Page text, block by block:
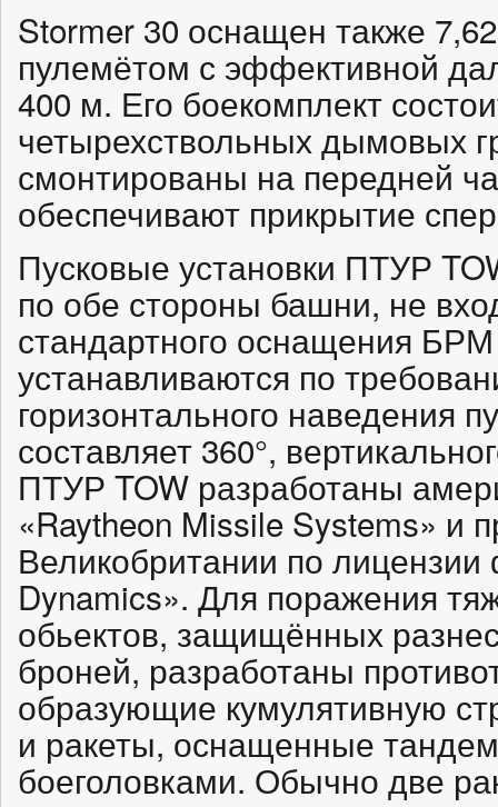
Stormer 30 оснащен также
пулемётом с эффективной
400 м. Его боекомплект
четырехствольных дымовых
смонтированы на передней
обеспечивают прикрытие
Пусковые установки ПТУР
по обе стороны башни, не
стандартного оснащения
устанавливаются по
горизонтального наведения
составляет 360°,
ПТУР TOW разработаны
«Raytheon Missile Systems» и
Великобритании по
Dynamics». Для поражения
обьектов, защищённых
броней, разработаны
образующие кумулятивную
и ракеты, оснащенные
боеголовками. Обычно две